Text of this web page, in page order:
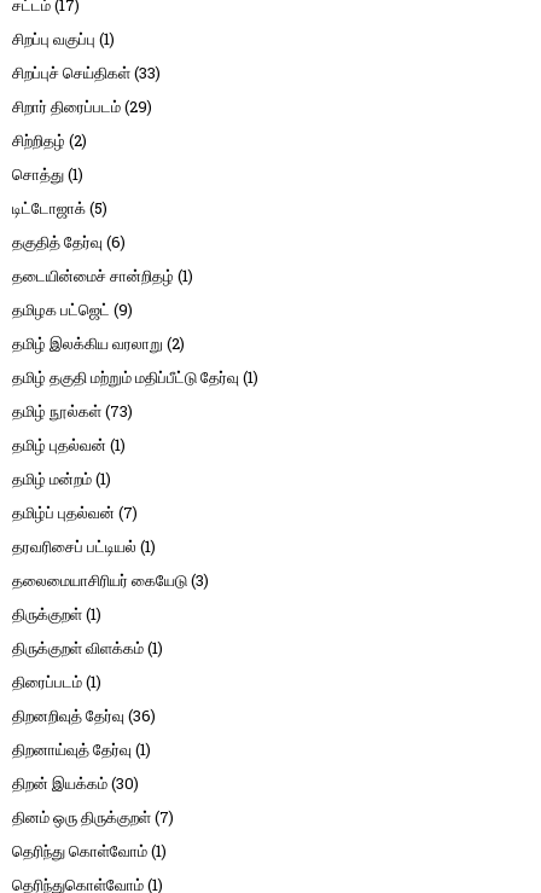
சட்டம்(17)
சிறப்பு வகுப்பு (1)
சிறப்புச் செய்திகள்(33)
சிறார் திரைப்படம்(29)
சிற்றிதழ் (2)
சொத்து(1)
டிட்டோஜாக்(5)
தகுதித் தேர்வு (6)
தடையின்மைச் சான்றிதழ் (1)
தமிழக பட்ஜெட் (9)
தமிழ் இலக்கிய வரலாறு (2)
தமிழ் தகுதி மற்றும் மதிப்பீட்டு தேர்வு (1)
தமிழ் நூல்கள்(73)
தமிழ் புதல்வன் (1)
தமிழ் மன்றம்(1)
தமிழ்ப் புதல்வன் (7)
தரவரிசைப் பட்டியல் (1)
தலைமையாசிரியர் கையேடு(3)
திருக்குறள்(1)
திருக்குறள் விளக்கம்(1)
திரைப்படம்(1)
திறனறிவுத் தேர்வு (36)
திறனாய்வுத் தேர்வு (1)
திறன் இயக்கம்(30)
தினம் ஒரு திருக்குறள்(7)
தெரிந்து கொள்வோம்(1)
தெரிந்துகொள்வோம்(1)